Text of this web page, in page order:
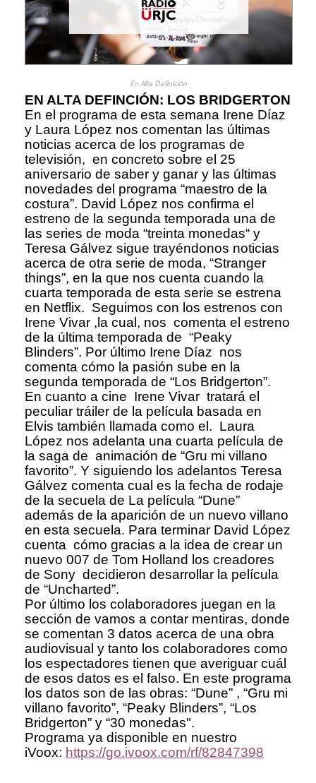
En Alta Definición
EN ALTA DEFINCIÓN: LOS BRIDGERTON
En el programa de esta semana Irene Díaz
y Laura López nos comentan las últimas
noticias acerca de los programas de
televisión, en concreto sobre el 25
aniversario de saber y ganar y las últimas
novedades del programa “maestro de la
costura”. David López nos confirma el
estreno de la segunda temporada una de
las series de moda “treinta monedas“ y
Teresa Gálvez sigue trayéndonos noticias
acerca de otra serie de moda, “Stranger
things”, en la que nos cuenta cuando la
cuarta temporada de esta serie se estrena
en Netflix. Seguimos con los estrenos con
Irene Vivar ,la cual, nos comenta el estreno
de la última temporada de “Peaky
Blinders”. Por último Irene Díaz nos
comenta cómo la pasión sube en la
segunda temporada de “Los Bridgerton”.
En cuanto a cine Irene Vivar tratará el
peculiar tráiler de la película basada en
Elvis también llamada como el. Laura
López nos adelanta una cuarta película de
la saga de animación de “Gru mi villano
favorito”. Y siguiendo los adelantos Teresa
Gálvez comenta cual es la fecha de rodaje
de la secuela de La película “Dune”
además de la aparición de un nuevo villano
en esta secuela. Para terminar David López
cuenta cómo gracias a la idea de crear un
nuevo 007 de Tom Holland los creadores
de Sony decidieron desarrollar la película
de “Uncharted”.
Por último los colaboradores juegan en la
sección de vamos a contar mentiras, donde
se comentan 3 datos acerca de una obra
audiovisual y tanto los colaboradores como
los espectadores tienen que averiguar cuál
de esos datos es el falso. En este programa
los datos son de las obras: “Dune” , “Gru mi
villano favorito”, “Peaky Blinders”, “Los
Bridgerton” y “30 monedas".
Programa ya disponible en nuestro
iVoox: https://go.ivoox.com/rf/82847398